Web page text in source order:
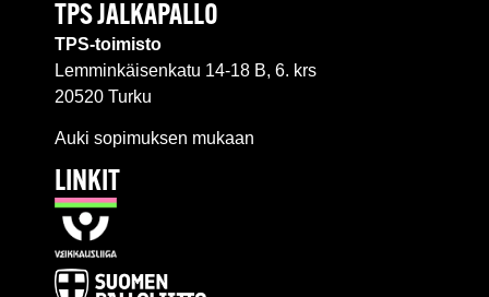
TPS JALKAPALLO
TPS-toimisto
Lemminkäisenkatu 14-18 B, 6. krs
20520 Turku
Auki sopimuksen mukaan
LINKIT